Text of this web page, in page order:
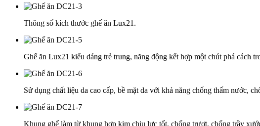
Thông số kích thước ghế ăn Lux21.
Ghế ăn Lux21 kiểu dáng trẻ trung, năng động kết hợp một chút phá cách
Sử dụng chất liệu da cao cấp, bề mặt da với khả năng chống thấm nước,
Khung ghế làm từ khung hợp kim chịu lực tốt, chống trượt, chống trầy